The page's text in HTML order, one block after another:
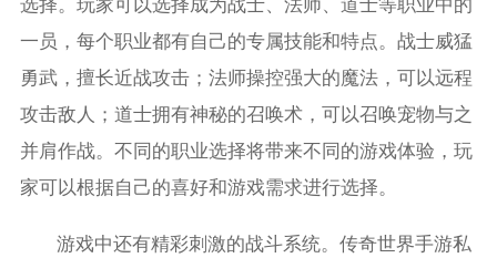
选择。玩家可以选择成为战士、法师、道士等职业中的
一员，每个职业都有自己的专属技能和特点。战士威猛
勇武，擅长近战攻击；法师操控强大的魔法，可以远程
攻击敌人；道士拥有神秘的召唤术，可以召唤宠物与之
并肩作战。不同的职业选择将带来不同的游戏体验，玩
家可以根据自己的喜好和游戏需求进行选择。
游戏中还有精彩刺激的战斗系统。传奇世界手游私